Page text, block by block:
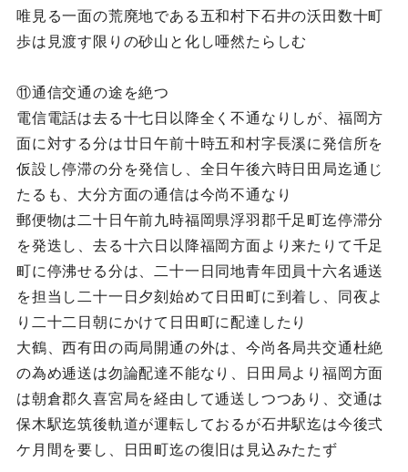
唯見る一面の荒廃地である五和村下石井の沃田数十町
歩は見渡す限りの砂山と化し唖然たらしむ
⑪通信交通の途を絶つ
電信電話は去る十七日以降全く不通なりしが、福岡方
面に対する分は廿日午前十時五和村字長溪に発信所を
仮設し停滞の分を発信し、全日午後六時日田局迄通じ
たるも、大分方面の通信は今尚不通なり
郵便物は二十日午前九時福岡県浮羽郡千足町迄停滞分
を発迭し、去る十六日以降福岡方面より来たりて千足
町に停沸せる分は、二十一日同地青年団員十六名逓送
を担当し二十一日夕刻始めて日田町に到着し、同夜よ
り二十二日朝にかけて日田町に配達したり
大鶴、西有田の両局開通の外は、今尚各局共交通杜絶
の為め逓送は勿論配達不能なり、日田局より福岡方面
は朝倉郡久喜宮局を経由して逓送しつつあり、交通は
保木駅迄筑後軌道が運転しておるが石井駅迄は今後弍
ケ月間を要し、日田町迄の復旧は見込みたたず